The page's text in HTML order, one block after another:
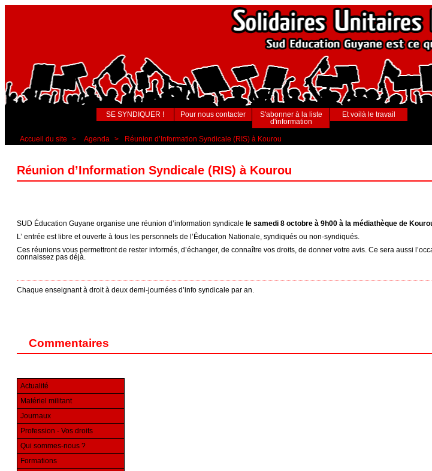
SE SYNDIQUER ! Pour nous contacter
S'abonner à la liste
d'information
Et voilà le travail
Accueil du site > Agenda > Réunion d’Information Syndicale (RIS) à Kourou
Réunion d’Information Syndicale (RIS) à Kourou
SUD Éducation Guyane organise une réunion d’information syndicale le samedi 8 octobre à 9h00 à la médiathèque de
L’ entrée est libre et ouverte à tous les personnels de l’Éducation Nationale, syndiqués ou non-syndiqués.
Ces réunions vous permettront de rester informés, d’échanger, de connaître vos droits, de donner votre avis. Ce sera aussi
connaissez pas déjà.
Chaque enseignant à droit à deux demi-journées d’info syndicale par an.
Commentaires
Actualité
Matériel militant
Journaux
Profession - Vos droits
Qui sommes-nous ?
Formations